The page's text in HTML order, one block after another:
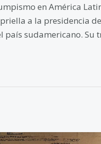
en América
a la presidencia
país sudamericano. Su